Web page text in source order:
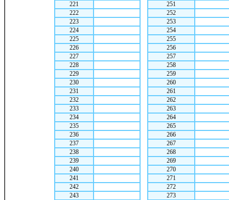
251
221
252
222
253
223
254
224
255
225
256
226
257
227
258
228
259
229
260
230
261
231
262
232
263
233
264
234
265
235
266
236
267
237
268
238
269
239
270
240
271
241
272
242
273
243